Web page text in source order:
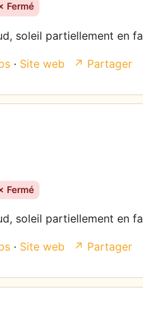
Fermé
soleil partiellement en
· Site web ↗ Partager
Fermé
soleil partiellement en
· Site web ↗ Partager